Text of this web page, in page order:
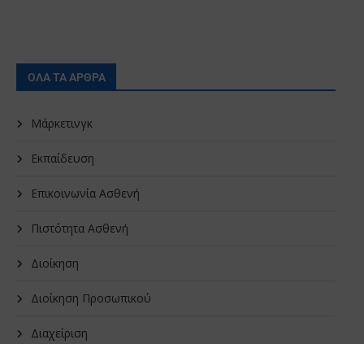
ΟΛΑ ΤΑ ΑΡΘΡΑ
Μάρκετινγκ
Εκπαίδευση
Επικοινωνία Ασθενή
Πιστότητα Ασθενή
Διοίκηση
Διοίκηση Προσωπικού
Διαχείριση